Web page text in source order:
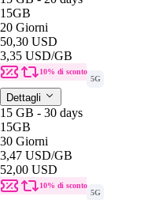
15GB
20 Giorni
50,30 USD
3,35 USD/GB
10% di sconto
5G
Dettagli
15 GB - 30 days
15GB
30 Giorni
3,47 USD/GB
52,00 USD
10% di sconto
5G